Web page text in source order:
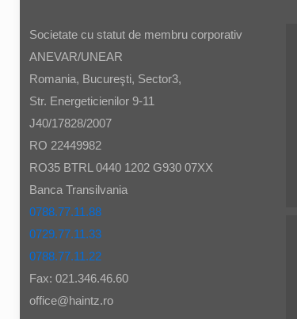
Societate cu statut de membru corporativ
ANEVAR/UNEAR
Romania, Bucureşti, Sector3,
Str. Energeticienilor 9-11
J40/17828/2007
RO 22449982
RO35 BTRL 0440 1202 G930 07XX
Banca Transilvania
0788.77.11.88
0729.77.11.33
0788.77.11.22
Fax: 021.346.46.60
office@haintz.ro